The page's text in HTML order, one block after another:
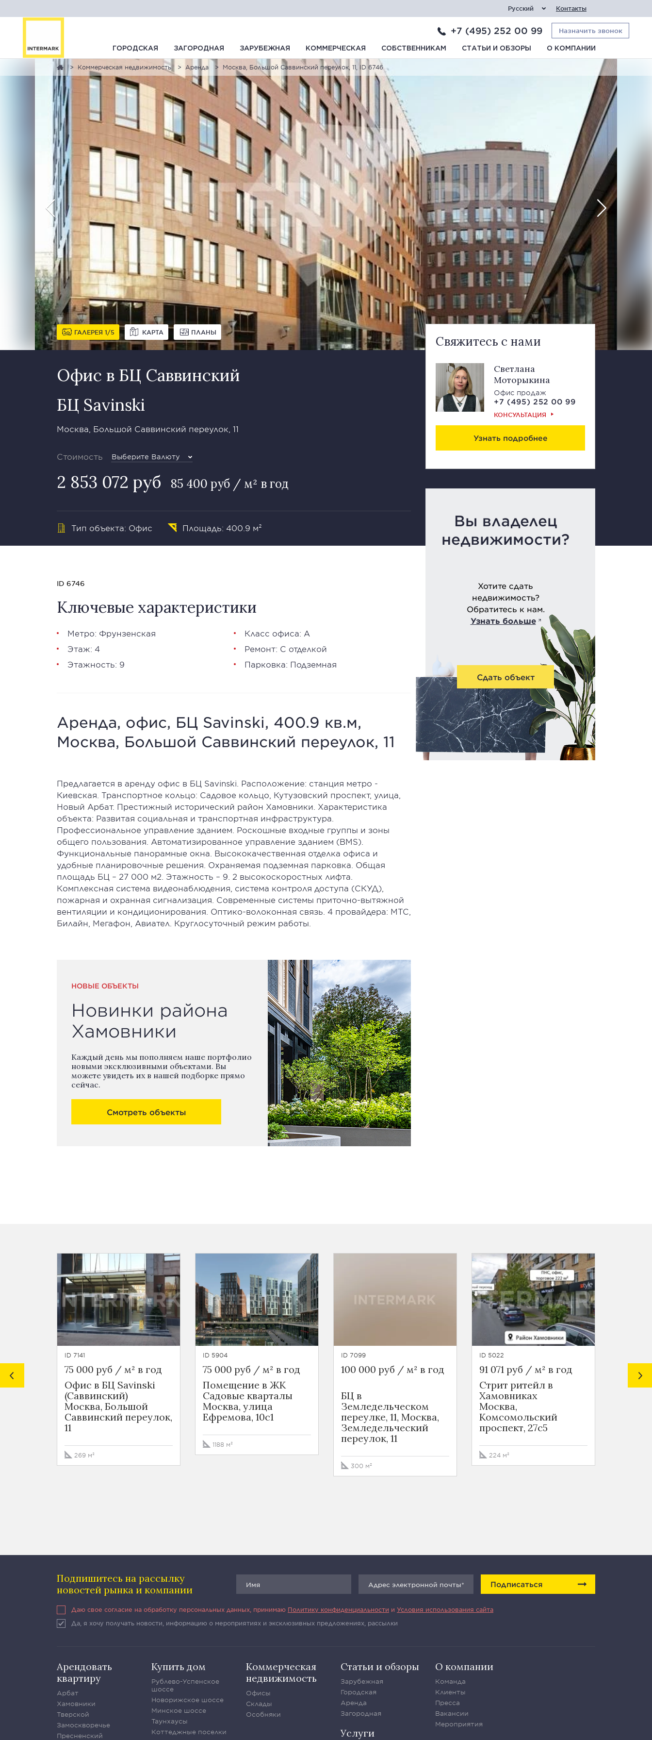
Русский Контакты
+7 (495) 252 00 99 Назначить звонок
ГОРОДСКАЯ ЗАГОРОДНАЯ ЗАРУБЕЖНАЯ КОММЕРЧЕСКАЯ СОБСТВЕННИКАМ СТАТЬИ И ОБЗОРЫ О КОМПАНИИ
Коммерческая недвижимость Аренда Москва, Большой Саввинский переулок, 11, ID 6746
ГАЛЕРЕЯ 1 5 КАРТА ПЛАНЫ
Офис в БЦ Саввинский
БЦ Savinski
Москва, Большой Саввинский переулок, 11
Стоимость Выберите Валюту
2 853 072 руб 85 400 руб / м² в год
Тип объекта: Офис Площадь: 400.9 м²
Свяжитесь с нами
Светлана
Моторыкина
Офис продаж
+7 (495) 252 00 99
КОНСУЛЬТАЦИЯ
Узнать подробнее
Вы владелец
недвижимости?
Хотите сдать
недвижимость?
Обратитесь к нам.
Узнать больше
Сдать объект
ID 6746
Ключевые характеристики
Метро: Фрунзенская
Этаж: 4
Этажность: 9
Класс офиса: А
Ремонт: С отделкой
Парковка: Подземная
Аренда, офис, БЦ Savinski, 400.9 кв.м,
Москва, Большой Саввинский переулок, 11
Предлагается в аренду офис в БЦ Savinski. Расположение: станция метро -
Киевская. Транспортное кольцо: Садовое кольцо, Кутузовский проспект, улица,
Новый Арбат. Престижный исторический район Хамовники. Характеристика
объекта: Развитая социальная и транспортная инфраструктура.
Профессиональное управление зданием. Роскошные входные группы и зоны
общего пользования. Автоматизированное управление зданием (BMS).
Функциональные панорамные окна. Высококачественная отделка офиса и
удобные планировочные решения. Охраняемая подземная парковка. Общая
площадь БЦ – 27 000 м2. Этажность – 9. 2 высокоскоростных лифта.
Комплексная система видеонаблюдения, система контроля доступа (СКУД),
пожарная и охранная сигнализация. Современные системы приточно-вытяжной
вентиляции и кондиционирования. Оптико-волоконная связь. 4 провайдера: МТС,
Билайн, Мегафон, Авиател. Круглосуточный режим работы.
НОВЫЕ ОБЪЕКТЫ
Новинки района
Хамовники
Каждый день мы пополняем наше портфолио
новыми эксклюзивными объектами. Вы
можете увидеть их в нашей подборке прямо
сейчас.
Смотреть объекты
ID 7141
75 000 руб / м² в год
Офис в БЦ Savinski
(Cаввинский)
Москва, Большой
Саввинский переулок,
11
269 м²
ID 5904
75 000 руб / м² в год
Помещение в ЖК
Садовые кварталы
Москва, улица
Ефремова, 10с1
1188 м²
ID 7099
100 000 руб / м² в год
БЦ в
Земледельческом
переулке, 11, Москва,
Земледельческий
переулок, 11
300 м²
ID 5022
91 071 руб / м² в год
Стрит ритейл в
Хамовниках
Москва,
Комсомольский
проспект, 27с5
224 м²
70
Офис
Подпишитесь на рассылку
новостей рынка и компании
Подписаться
Даю свое согласие на обработку персональных данных, принимаю Политику конфиденциальности и Условия использования сайта
Да, я хочу получать новости, информацию о мероприятиях и эксклюзивных предложениях, рассылки
Арендовать
квартиру
Арбат
Хамовники
Тверской
Замоскворечье
Пресненский
Купить дом
Рублево-Успенское
шоссе
Новорижское шоссе
Минское шоссе
Таунхаусы
Коттеджные поселки
Коммерческая
недвижимость
Офисы
Склады
Особняки
Статьи и обзоры
Зарубежная
Городская
Аренда
Загородная
Услуги
О компании
Команда
Клиенты
Пресса
Вакансии
Мероприятия